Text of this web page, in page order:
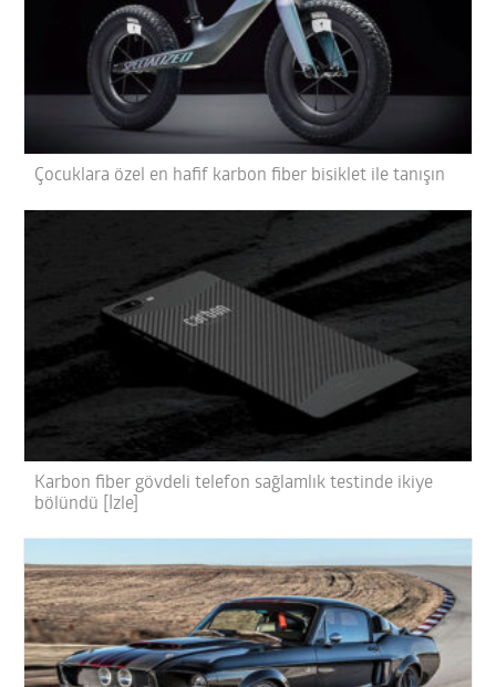
Çocuklara özel en hafif karbon fiber bisiklet ile tanışın
Karbon fiber gövdeli telefon sağlamlık testinde ikiye
bölündü [İzle]